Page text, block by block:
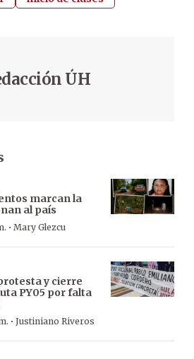
ÚH
marcan la
al país
· Mary Glezcu
y cierre
PY05 por falta
· Justiniano Riveros